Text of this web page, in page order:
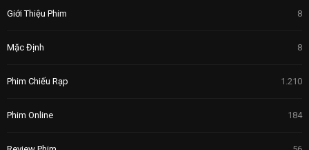
Giới Thiệu Phim 8
Mặc Định 8
Phim Chiếu Rạp 1.210
Phim Online 184